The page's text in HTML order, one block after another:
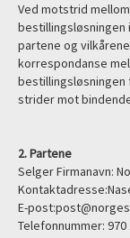
Ved motstrid
partene og
korrespondanse
strider mot
2. Partene
Selger Firmanavn:
E-